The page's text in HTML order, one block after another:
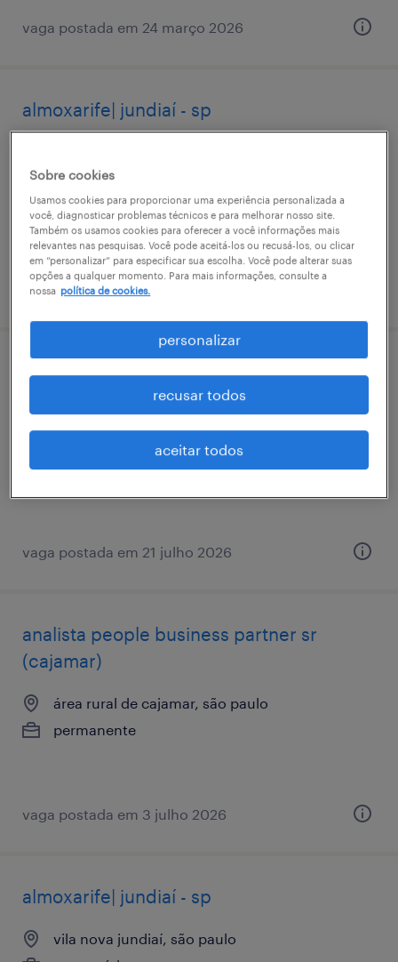
vaga postada em 24 março 2026
almoxarife| jundiaí - sp
temporário
vaga postada em 16 abril 2026
analista ​people ​business ​partner ssr
(taboão da serra/sp)
parque industrial taboão da serra, são paulo
permanente
vaga postada em 21 julho 2026
analista ​people ​business ​partner sr
(cajamar)
área rural de cajamar, são paulo
permanente
vaga postada em 3 julho 2026
almoxarife| jundiaí - sp
vila nova jundiaí, são paulo
Sobre cookies
Usamos cookies para proporcionar uma experiência personalizada a
você, diagnosticar problemas técnicos e para melhorar nosso site.
Também os usamos cookies para oferecer a você informações mais
relevantes nas pesquisas. Você pode aceitá-los ou recusá-los, ou clicar
em “personalizar” para especificar sua escolha. Você pode alterar suas
opções a qualquer momento. Para mais informações, consulte a
nossa política de cookies.
personalizar
recusar todos
aceitar todos